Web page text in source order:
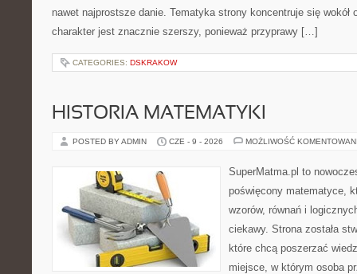
nawet najprostsze danie. Tematyka strony koncentruje się wokół
charakter jest znacznie szerszy, ponieważ przyprawy […]
CATEGORIES: DSKRAKOW
HISTORIA MATEMATYKI
POSTED BY ADMIN CZE - 9 - 2026 MOŻLIWOŚĆ
SuperMatma.pl to
poświęcony matematyce,
wzorów, równań i
ciekawy. Strona została
które chcą poszerzać
miejsce, w którym osoba